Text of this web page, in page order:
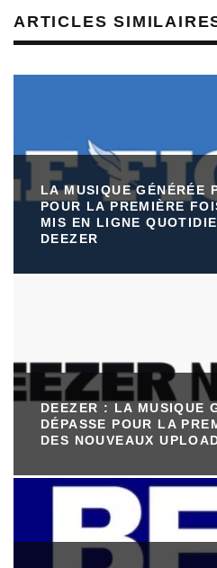
ARTICLES
LA MUSIQUE GÉNÉRÉE
POUR LA PREMIÈRE
MIS EN LIGNE
DEEZER
DEEZER : LA MUSIQUE
DÉPASSE POUR LA
DES NOUVEAUX